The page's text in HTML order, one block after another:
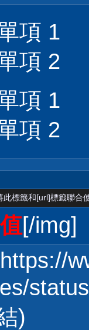
項 1
項 2
項 1
項 2
標籤和[url]標籤聯合
值[/img]
)